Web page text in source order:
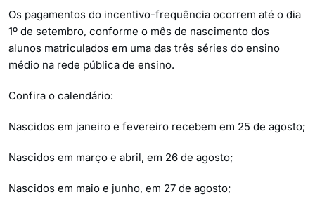
Os pagamentos do incentivo-frequência ocorrem até o dia
1º de setembro, conforme o mês de nascimento dos
alunos matriculados em uma das três séries do ensino
médio na rede pública de ensino.
Confira o calendário:
Nascidos em janeiro e fevereiro recebem em 25 de agosto;
Nascidos em março e abril, em 26 de agosto;
Nascidos em maio e junho, em 27 de agosto;